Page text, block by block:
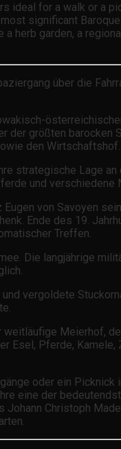
ideal for a walk or a
significant
herb garden, a
über die
der größten
den Wirtschaftshof.
strategische Lage
und verschiedene
von Savoyen
Ende des 19.
Treffen.
Die langjährige
vergoldete
Meierhof,
Pferde, Kamele,
oder ein
eine der
Christoph